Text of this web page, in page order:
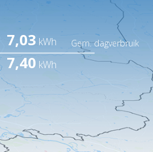
7,03 kWh Gem. dagverbruik
7,40 kWh